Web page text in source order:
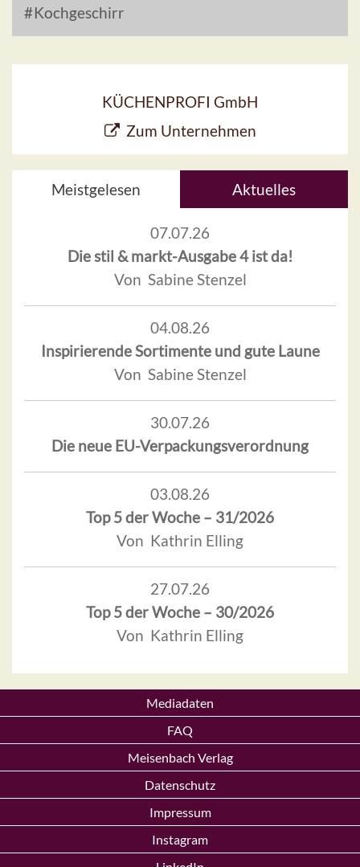
Kochgeschirr
KÜCHENPROFI GmbH
Zum Unternehmen
Meistgelesen Aktuelles
07.07.26
Die stil & markt-Ausgabe 4 ist da!
Von Sabine Stenzel
04.08.26
Inspirierende Sortimente und gute Laune
Von Sabine Stenzel
30.07.26
Die neue EU-Verpackungsverordnung
03.08.26
Top 5 der Woche – 31/2026
Von Kathrin Elling
27.07.26
Top 5 der Woche – 30/2026
Von Kathrin Elling
Mediadaten
FAQ
Meisenbach Verlag
Datenschutz
Impressum
Instagram